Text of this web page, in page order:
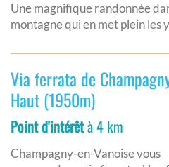
Une magnifique randonnée
montagne qui en met plein les
Via ferrata de
Haut (1950m)
Point d'intérêtà 4 km
Champagny-en-Vanoise vous